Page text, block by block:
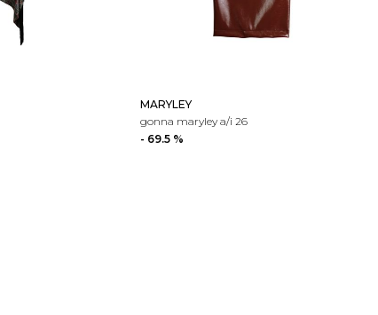
MARYLEY
gonna maryley a/i 26
- 69.5 %